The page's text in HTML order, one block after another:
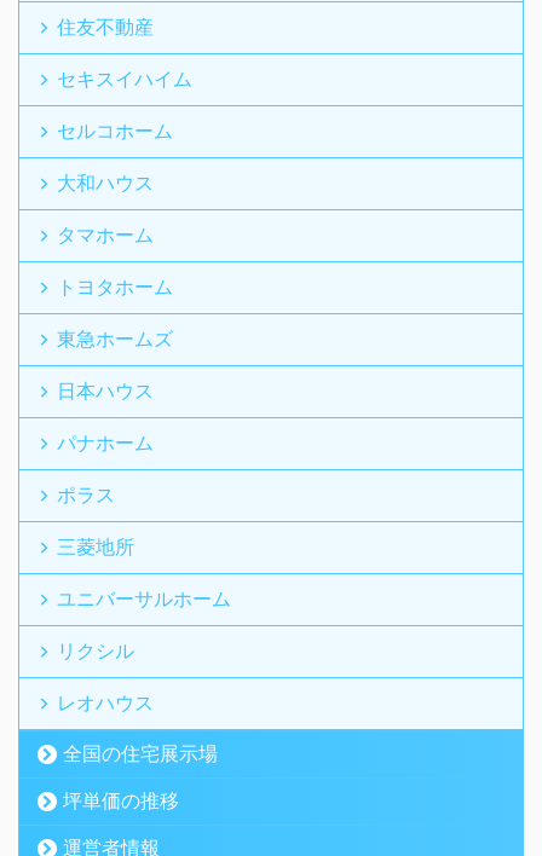
住友不動産
セキスイハイム
セルコホーム
大和ハウス
タマホーム
トヨタホーム
東急ホームズ
日本ハウス
パナホーム
ポラス
三菱地所
ユニバーサルホーム
リクシル
レオハウス
全国の住宅展示場
坪単価の推移
運営者情報